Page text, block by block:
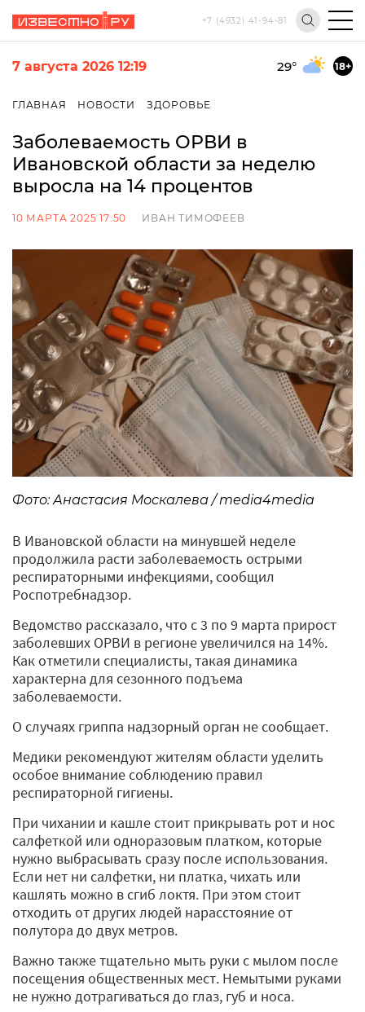
+7 (4932) 41-94-81
7 августа 2026 12:19 29° 18+
ГЛАВНАЯ НОВОСТИ ЗДОРОВЬЕ
Заболеваемость ОРВИ в
Ивановской области за неделю
выросла на 14 процентов
10 МАРТА 2025 17:50 ИВАН ТИМОФЕЕВ
Фото: Анастасия Москалева / media4media
В Ивановской области на минувшей неделе
продолжила расти заболеваемость острыми
респираторными инфекциями, сообщил
Роспотребнадзор.
Ведомство рассказало, что с 3 по 9 марта прирост
заболевших ОРВИ в регионе увеличился на 14%.
Как отметили специалисты, такая динамика
характерна для сезонного подъема
заболеваемости.
О случаях гриппа надзорный орган не сообщает.
Медики рекомендуют жителям области уделить
особое внимание соблюдению правил
респираторной гигиены.
При чихании и кашле стоит прикрывать рот и нос
салфеткой или одноразовым платком, которые
нужно выбрасывать сразу после использования.
Если нет ни салфетки, ни платка, чихать или
кашлять можно в сгиб локтя. При этом стоит
отходить от других людей нарасстояние от
полутора до двух метров.
Важно также тщательно мыть руки с мылом после
посещения общественных мест. Немытыми руками
не нужно дотрагиваться до глаз, губ и носа.